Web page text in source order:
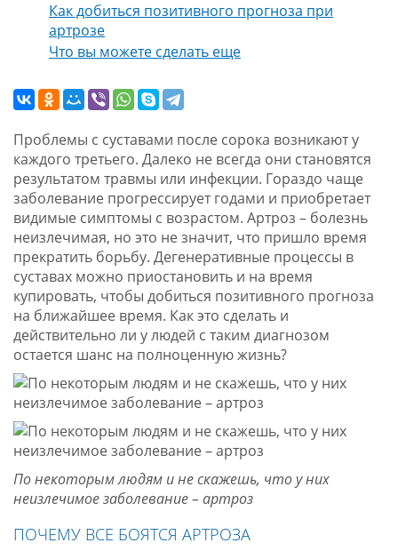
Как добиться позитивного прогноза при
артрозе
Что вы можете сделать еще
Проблемы с суставами после сорока возникают у
каждого третьего. Далеко не всегда они становятся
результатом травмы или инфекции. Гораздо чаще
заболевание прогрессирует годами и приобретает
видимые симптомы с возрастом. Артроз – болезнь
неизлечимая, но это не значит, что пришло время
прекратить борьбу. Дегенеративные процессы в
суставах можно приостановить и на время
купировать, чтобы добиться позитивного прогноза
на ближайшее время. Как это сделать и
действительно ли у людей с таким диагнозом
остается шанс на полноценную жизнь?
По некоторым людям и не скажешь, что у них
неизлечимое заболевание – артроз
ПОЧЕМУ ВСЕ БОЯТСЯ АРТРОЗА